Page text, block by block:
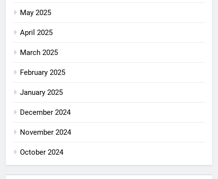
May 2025
April 2025
March 2025
February 2025
January 2025
December 2024
November 2024
October 2024